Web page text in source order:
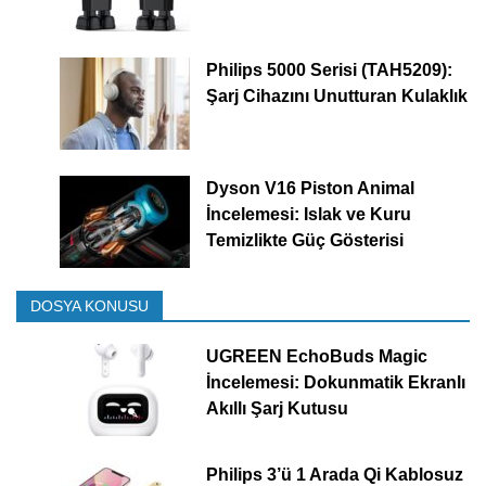
Philips 5000 Serisi (TAH5209):
Şarj Cihazını Unutturan Kulaklık
Dyson V16 Piston Animal
İncelemesi: Islak ve Kuru
Temizlikte Güç Gösterisi
DOSYA KONUSU
UGREEN EchoBuds Magic
İncelemesi: Dokunmatik Ekranlı
Akıllı Şarj Kutusu
Philips 3’ü 1 Arada Qi Kablosuz